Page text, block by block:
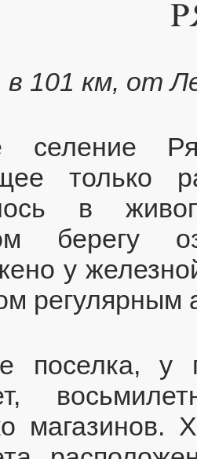
101 км, от
селение
только
в
берегу
у
регулярным
поселка, у
магазинов.